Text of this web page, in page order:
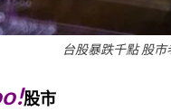
台股暴跌千點 股
股市